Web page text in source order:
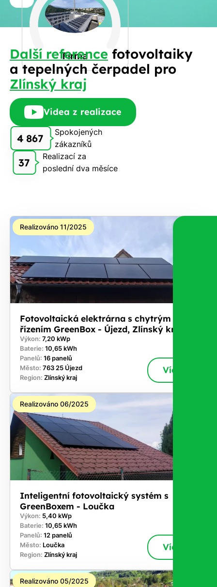
Firma
Jiná
Spočítat
kalkulaci
a
příjmení
Telefon
E-
mail
Vám
zdarma
nárok.
Stačí
vědět -
a nic Vás
to
nestojí.
Další reference fotovoltaiky
a tepelných čerpadel pro
Zlínský kraj
Videa z realizace
4 867
Spokojených
zákazníků
37
Realizací za
poslední dva měsíce
Realizováno 11/2025
Fotovoltaická elektrárna s chytrým
řízením GreenBox - Újezd, Zlínský kraj
Výkon: 7,20 kWp
Baterie: 10,65 kWh
Panelů: 16 panelů
Město: 763 25 Újezd
Region: Zlínský kraj
Více
Realizováno 06/2025
Inteligentní fotovoltaický systém s
GreenBoxem - Loučka
Výkon: 5,40 kWp
Baterie: 10,65 kWh
Panelů: 12 panelů
Město: Loučka
Region: Zlínský kraj
Více
Realizováno 05/2025